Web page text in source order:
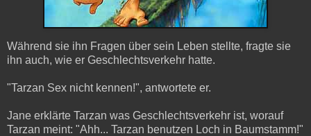
Während sie ihn Fragen über sein Leben stellte, fragte sie
ihn auch, wie er Geschlechtsverkehr hatte.
"Tarzan Sex nicht kennen!", antwortete er.
Jane erklärte Tarzan was Geschlechtsverkehr ist, worauf
Tarzan meint: "Ahh... Tarzan benutzen Loch in Baumstamm!"